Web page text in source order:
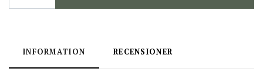
INFORMATION RECENSIONER